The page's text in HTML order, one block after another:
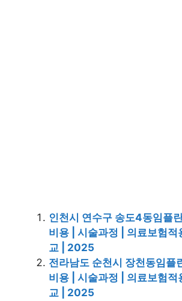
인천시 연수구 송도4동임플
비용 | 시술과정 | 의료보험적
교 | 2025
전라남도 순천시 장천동임플
비용 | 시술과정 | 의료보험적
교 | 2025